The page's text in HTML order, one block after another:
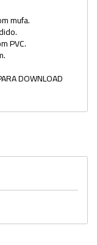
mufa.
PVC.
DOWNLOAD